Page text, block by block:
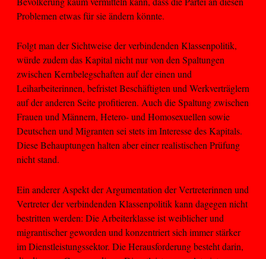
Problemen etwas für sie ändern könnte.
Folgt man der Sichtweise der verbindenden Klassenpolitik,
würde zudem das Kapital nicht nur von den Spaltungen
zwischen Kernbelegschaften auf der einen und
Leiharbeiterinnen, befristet Beschäftigten und Werkverträglern
auf der anderen Seite profitieren. Auch die Spaltung zwischen
Frauen und Männern, Hetero- und Homosexuellen sowie
Deutschen und Migranten sei stets im Interesse des Kapitals.
Diese Behauptungen halten aber einer realistischen Prüfung
nicht stand.
Ein anderer Aspekt der Argumentation der Vertreterinnen und
Vertreter der verbindenden Klassenpolitik kann dagegen nicht
bestritten werden: Die Arbeiterklasse ist weiblicher und
migrantischer geworden und konzentriert sich immer stärker
im Dienstleistungssektor. Die Herausforderung besteht darin,